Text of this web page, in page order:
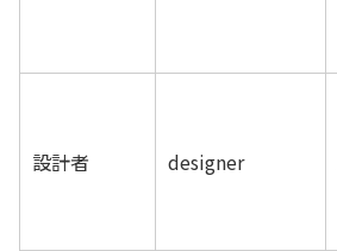
設計者 designer